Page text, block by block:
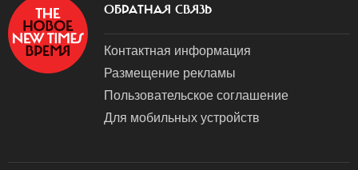
ОБРАТНАЯ СВЯЗЬ
Контактная информация
Размещение рекламы
Пользовательское соглашение
Для мобильных устройств